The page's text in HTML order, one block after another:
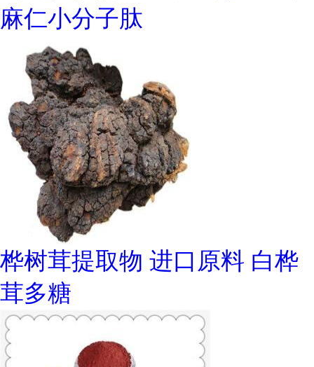
麻仁小分子肽
桦树茸提取物 进口原料 白桦
茸多糖